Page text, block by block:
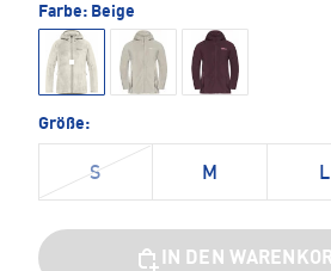
Farbe: Beige
Größe:
S M L
IN DEN